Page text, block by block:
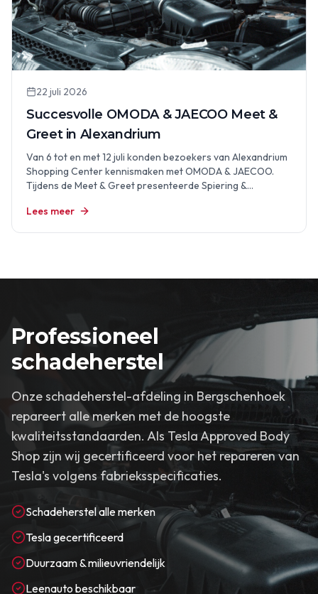
22 juli 2026
Succesvolle OMODA & JAECOO Meet &
Greet in Alexandrium
Van 6 tot en met 12 juli konden bezoekers van Alexandrium
Shopping Center kennismaken met OMODA & JAECOO.
Tijdens de Meet & Greet presenteerde Spiering &…
Lees meer
Professioneel
schadeherstel
Onze schadeherstel-afdeling in Bergschenhoek
repareert alle merken met de hoogste
kwaliteitsstandaarden. Als Tesla Approved Body
Shop zijn wij gecertificeerd voor het repareren van
Tesla's volgens fabrieksspecificaties.
Schadeherstel alle merken
Tesla gecertificeerd
Duurzaam & milieuvriendelijk
Leenauto beschikbaar